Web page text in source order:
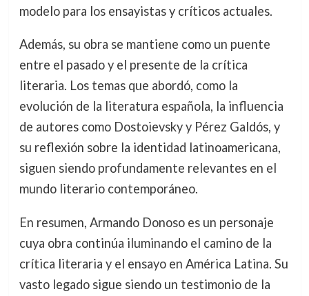
modelo para los ensayistas y críticos actuales.
Además, su obra se mantiene como un puente
entre el pasado y el presente de la crítica
literaria. Los temas que abordó, como la
evolución de la literatura española, la influencia
de autores como Dostoievsky y Pérez Galdós, y
su reflexión sobre la identidad latinoamericana,
siguen siendo profundamente relevantes en el
mundo literario contemporáneo.
En resumen, Armando Donoso es un personaje
cuya obra continúa iluminando el camino de la
crítica literaria y el ensayo en América Latina. Su
vasto legado sigue siendo un testimonio de la